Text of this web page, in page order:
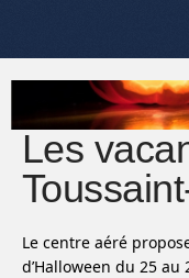
Les
Le centre aéré
d’Halloween du 25 au